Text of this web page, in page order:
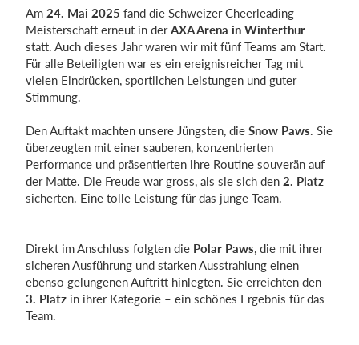
Einloggen
Am 24. Mai 2025 fand die Schweizer Cheerleading-
Meisterschaft erneut in derAXA Arena in Winterthur
statt. Auch dieses Jahr waren wir mit fünf Teams am Start.
Für alle Beteiligten war es ein ereignisreicher Tag mit
vielen Eindrücken, sportlichen Leistungen und guter
Stimmung.
Den Auftakt machten unsere Jüngsten, die Snow Paws. Sie
überzeugten mit einer sauberen, konzentrierten
Performance und präsentierten ihre Routine souverän auf
der Matte. Die Freude war gross, als sie sich den 2. Platz
sicherten. Eine tolle Leistung für das junge Team.
Direkt im Anschluss folgten die Polar Paws, die mit ihrer
sicheren Ausführung und starken Ausstrahlung einen
ebenso gelungenen Auftritt hinlegten. Sie erreichten den
3. Platz in ihrer Kategorie – ein schönes Ergebnis für das
Team.